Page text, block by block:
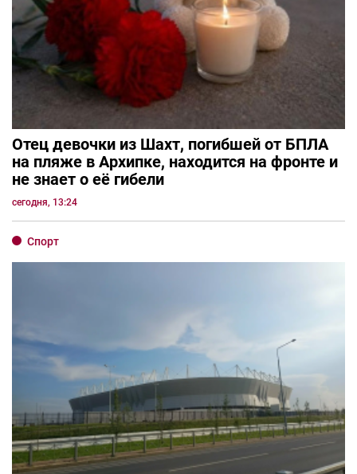
Отец девочки из Шахт, погибшей от БПЛА
на пляже в Архипке, находится на фронте и
не знает о её гибели
сегодня, 13:24
Спорт